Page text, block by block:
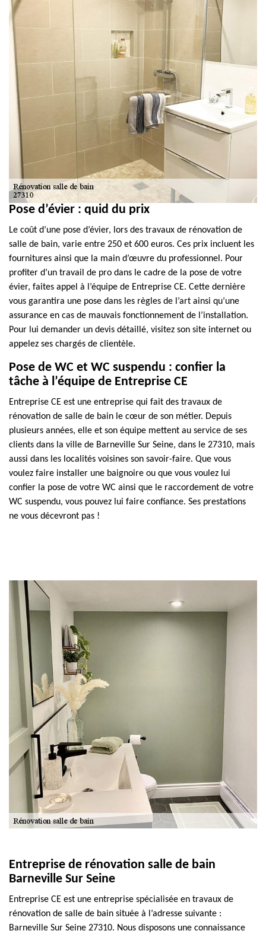
Pose d’évier : quid du prix
Le coût d’une pose d’évier, lors des travaux de rénovation de
salle de bain, varie entre 250 et 600 euros. Ces prix incluent les
fournitures ainsi que la main d’œuvre du professionnel. Pour
profiter d’un travail de pro dans le cadre de la pose de votre
évier, faites appel à l’équipe de Entreprise CE. Cette dernière
vous garantira une pose dans les règles de l’art ainsi qu’une
assurance en cas de mauvais fonctionnement de l’installation.
Pour lui demander un devis détaillé, visitez son site internet ou
appelez ses chargés de clientèle.
Pose de WC et WC suspendu : confier la
tâche à l’équipe de Entreprise CE
Entreprise CE est une entreprise qui fait des travaux de
rénovation de salle de bain le cœur de son métier. Depuis
plusieurs années, elle et son équipe mettent au service de ses
clients dans la ville de Barneville Sur Seine, dans le 27310, mais
aussi dans les localités voisines son savoir-faire. Que vous
voulez faire installer une baignoire ou que vous voulez lui
confier la pose de votre WC ainsi que le raccordement de votre
WC suspendu, vous pouvez lui faire confiance. Ses prestations
ne vous décevront pas !
Entreprise de rénovation salle de bain
Barneville Sur Seine
Entreprise CE est une entreprise spécialisée en travaux de
rénovation de salle de bain située à l’adresse suivante :
Barneville Sur Seine 27310. Nous disposons une connaissance